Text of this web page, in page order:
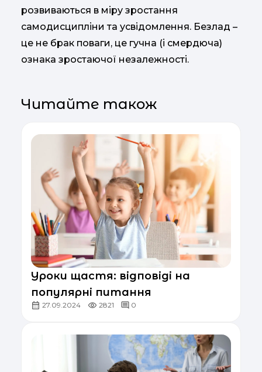
розвиваються в міру зростання
самодисципліни та усвідомлення. Безлад –
це не брак поваги, це гучна (і смердюча)
ознака зростаючої незалежності.
Читайте також
Уроки щастя: відповіді на
популярні питання
27.09.2024 2821 0